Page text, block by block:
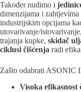
Također nudimo i
dimenzijama i
industrijskim opcijama
utovarivanje/istovarivanje,
trajanja kupke, skidač
ciklusi čišćenja radi
Zašto odabrati ASONIC
Visoka efikasnost